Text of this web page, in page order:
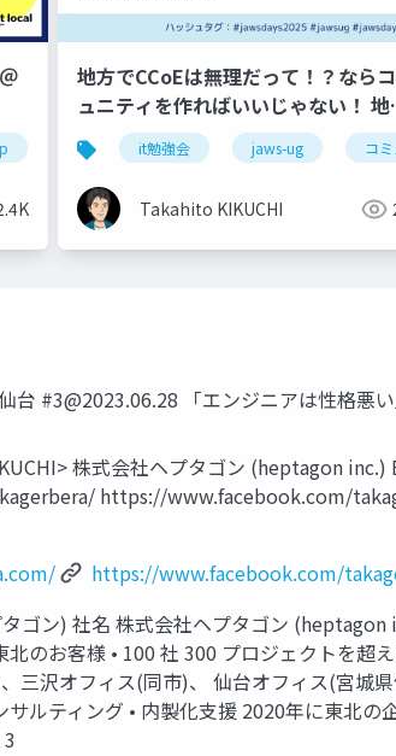
地方でCCoEは無理だって！？なら
ュニティを作ればいいじゃない！ 地
版CCoE「re:light local」の取り組
その未来@JAWS DAYS
it勉強会 jaws-ug コミ
Takahito KIKUCHI
台 #3@2023.06.28 「エンジニアは性格悪
株式会社ヘプタゴン (heptagon
https://www.facebook.com/
https://www.facebook.com/
ゴン) 社名 株式会社ヘプタゴン
北のお客様 • 100 社 300 プロジェクトを
三沢オフィス(同市)、 仙台オフィス(宮城
サルティング • 内製化⽀援 2020年に東北
3